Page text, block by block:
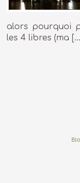
alors pourquoi
les 4 libres (ma